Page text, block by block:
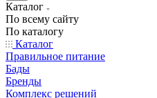
Каталог
По всему сайту
По каталогу
Каталог
Правильное питание
Бады
Бренды
Комплекс решений